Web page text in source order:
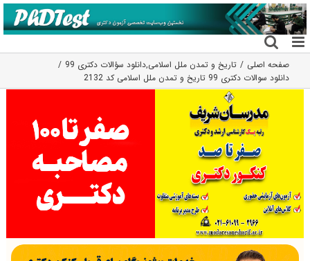
رفتن
به
محتوا
صفحه اصلی تاریخ و تمدن ملل اسلامی,دانلود سؤالات دکتری 99
دانلود سوالات دکتری 99 تاریخ و تمدن ملل اسلامی کد 2132